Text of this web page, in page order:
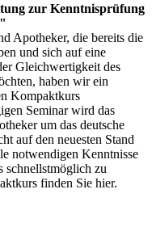
zur Kenntnisprüfung
Apotheker, die bereits die
und sich auf eine
Gleichwertigkeit des
haben wir ein
Kompaktkurs
Seminar wird das
um das deutsche
auf den neuesten Stand
notwendigen Kenntnisse
schnellstmöglich zu
finden Sie hier.